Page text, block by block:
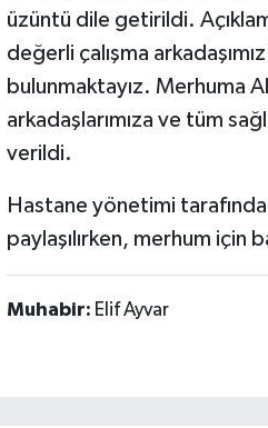
üzüntü dile getirildi.
değerli çalışma
bulunmaktayız. Merhuma
arkadaşlarımıza ve tüm
verildi.
Hastane yönetimi
paylaşılırken, merhum için
Muhabir: Elif Ayvar